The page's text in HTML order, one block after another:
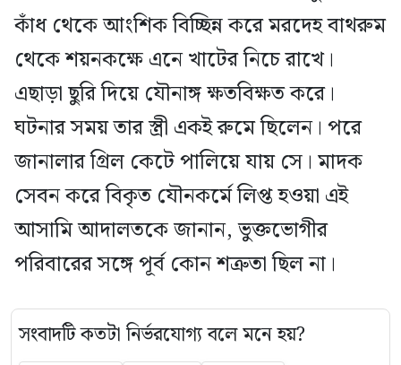
কাঁধ থেকে আংশিক বিচ্ছিন্ন করে মরদেহ বাথরুম
থেকে শয়নকক্ষে এনে খাটের নিচে রাখে।
এছাড়া ছুরি দিয়ে যৌনাঙ্গ ক্ষতবিক্ষত করে।
ঘটনার সময় তার স্ত্রী একই রুমে ছিলেন। পরে
জানালার গ্রিল কেটে পালিয়ে যায় সে। মাদক
সেবন করে বিকৃত যৌনকর্মে লিপ্ত হওয়া এই
আসামি আদালতকে জানান, ভুক্তভোগীর
পরিবারের সঙ্গে পূর্ব কোন শত্রুতা ছিল না।
সংবাদটি কতটা নির্ভরযোগ্য বলে মনে হয়?